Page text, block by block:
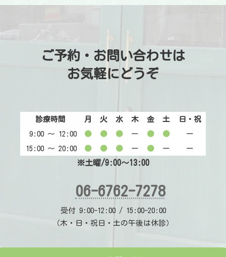
ご予約・お問い合わせは
お気軽にどうぞ
診療時間 月 火 水 木 金 土
日・祝
9:00 〜 12:00
● ● ● ー ● ●
ー
15:00 〜 20:00
● ● ● ー ● ー ー
※土曜/9:00～13:00
06-6762-7278
受付 9:00-12:00 / 15:00-20:00
（木・日・祝日・土の午後は休診）